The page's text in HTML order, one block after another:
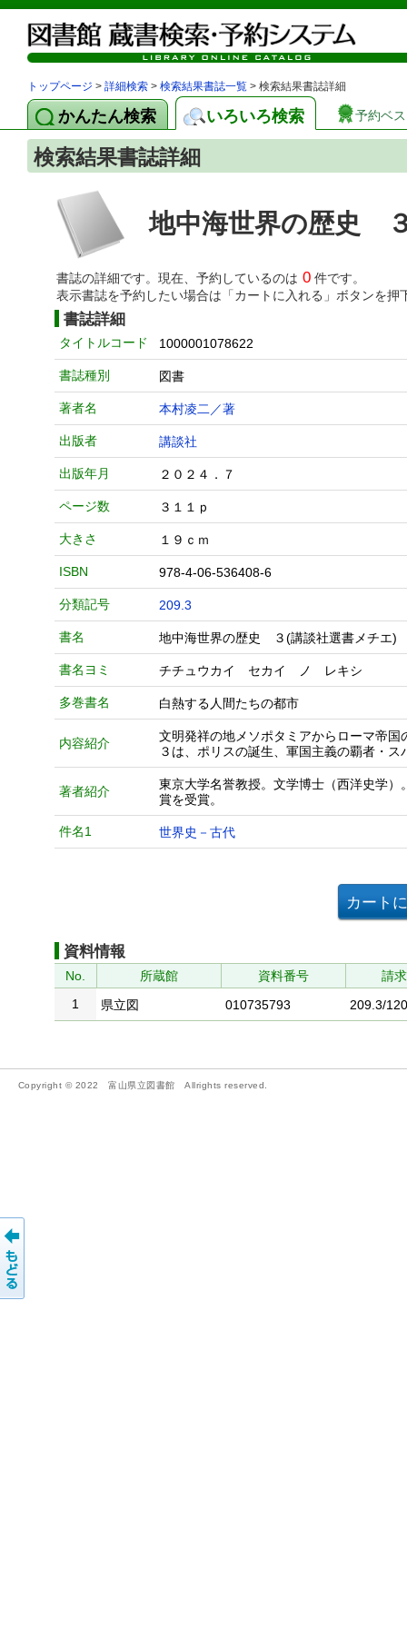
トップページ > 詳細検索 > 検索結果書誌一覧 > 検索結果書誌詳細
かんたん検索 いろいろ検索 予約ベ
検索結果書誌詳細
地中海世界の歴史
書誌の詳細です。現在、予約しているのは 0 件です。
表示書誌を予約したい場合は「カートに入れる」ボタンを押
書誌詳細
タイトルコード 1000001078622
書誌種別 図書
著者名 本村凌二／著
出版者 講談社
出版年月 ２０２４．７
ページ数 ３１１ｐ
大きさ １９ｃｍ
ISBN 978-4-06-536408-6
分類記号 209.3
書名 地中海世界の歴史 ３(講談社選書メチエ)
書名ヨミ チチュウカイ セカイ ノ レキシ
多巻書名 白熱する人間たちの都市
内容紹介
文明発祥の地メソポタミアからローマ帝
３は、ポリスの誕生、軍国主義の覇者・
著者紹介
東京大学名誉教授。文学博士（西洋史学
賞を受賞。
件名1 世界史－古代
資料情報
No. 所蔵館 資料番号
請
1
県立図 010735793 209.3/
Copyright © 2022 富山県立図書館 Allrights reserved.